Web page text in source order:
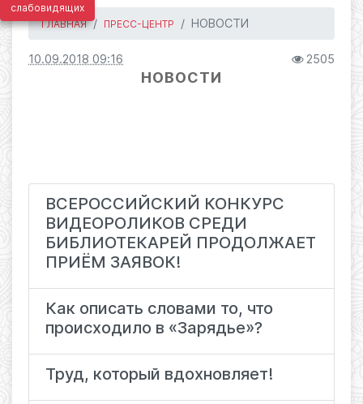
слабовидящих
ГЛАВНАЯ ПРЕСС-ЦЕНТР НОВОСТИ
10.09.2018 09:16 2505
НОВОСТИ
ВСЕРОССИЙСКИЙ КОНКУРС
ВИДЕОРОЛИКОВ СРЕДИ
БИБЛИОТЕКАРЕЙ ПРОДОЛЖАЕТ
ПРИЁМ ЗАЯВОК!
Как описать словами то, что
происходило в «Зарядье»?
Труд, который вдохновляет!